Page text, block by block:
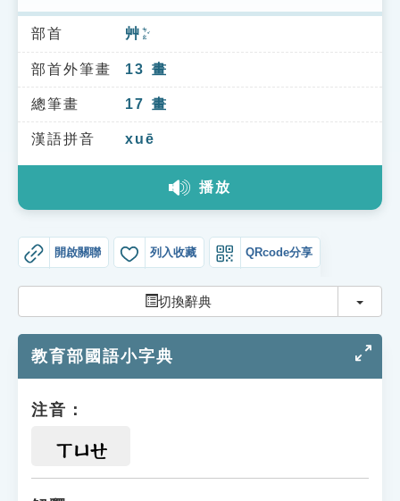
索引選單
知識索引
單字索引
生命大百科索引
教學應用
貓頭鷹博士
部首 艸 ㄘㄠˇ
部首外筆畫 13 畫
總筆畫 17 畫
漢語拼音 xuē
播放
開啟關聯 列入收藏 QRcode分享
切換辭典 切換
教育部國語小字典
注音：
ㄒㄩㄝ